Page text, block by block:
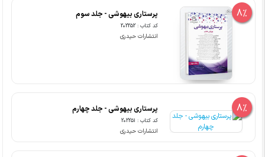
8% پرستاری بیهوشی - جلد سوم
کد کتاب : 202252
انتشارات حیدری
8% پرستاری بیهوشی - جلد چهارم
کد کتاب : 202251
انتشارات حیدری